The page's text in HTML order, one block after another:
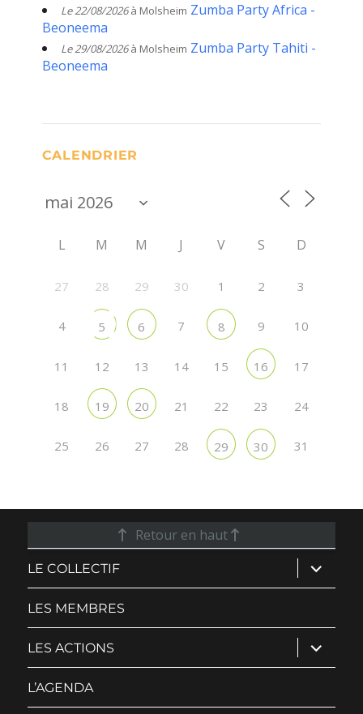
Le 22/08/2026à Molsheim Zumba Party Africa -
Beoneema
Le 29/08/2026à Molsheim Zumba Party Tahiti -
Beoneema
CALENDRIER
L M M J V S D
27 28 29 30 1 2 3
4 5 6 7 8 9 10
11 12 13 14 15 16 17
18 19 20 21 22 23 24
25 26 27 28 29 30 31
Retour en haut
LE COLLECTIF ouvrir
le
sous-
LES MEMBRES
LES ACTIONS ouvrir
le
sous-
L’AGENDA